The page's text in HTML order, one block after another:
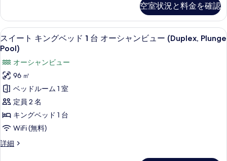
を
表
示
す
る
シ
ャ
ン
フ
ロ
ン
ト
の
す
べ
て
ー
シ
ャ
ン
ロ
ン
ト
の
詳
細
ベ
ッ
ド
台
バ
ル
コ
ニ
ー
オ
ス
イ
ー
ト
ン
グ
ベ
ッ
ド
台
バ
コ
空室状況と料金を確認
ス
イ
ー
ト
キ
ン
グ
ベ
ッ
ミニバー (無料)、セーフティボック
9
スイート キングベッド 1 台 オーシャンビュー (Duplex, Plunge
Pool)
オーシャンビュー
96 ㎡
ベッドルーム 1 室
定員 2 名
キングベッド 1 台
WiFi (無料)
詳細
ス